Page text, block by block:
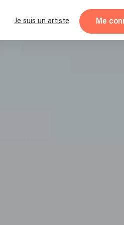
Je suis un artiste Me